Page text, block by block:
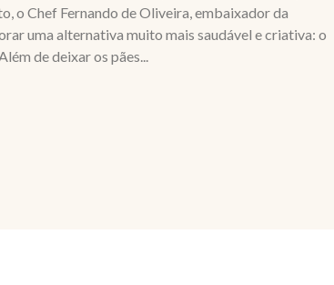
o Chef Fernando de Oliveira, embaixador da
uma alternativa muito mais saudável e criativa: o
de deixar os pães...